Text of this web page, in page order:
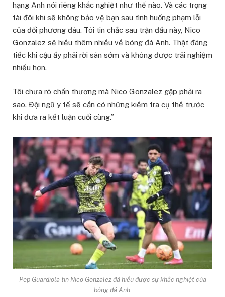
hạng Anh nói riêng khắc nghiệt như thế nào. Và các trọng
tài đôi khi sẽ không bảo vệ bạn sau tình huống phạm lỗi
của đối phương đâu. Tôi tin chắc sau trận đấu này, Nico
Gonzalez sẽ hiểu thêm nhiều về bóng đá Anh. Thật đáng
tiếc khi cậu ấy phải rời sân sớm và không được trải nghiệm
nhiều hơn.
Tôi chưa rõ chấn thương mà Nico Gonzalez gặp phải ra
sao. Đội ngũ y tế sẽ cần có những kiểm tra cụ thể trước
khi đưa ra kết luận cuối cùng.”
Pep Guardiola tin Nico Gonzalez đã hiểu được sự khắc nghiệt của
bóng đá Anh.